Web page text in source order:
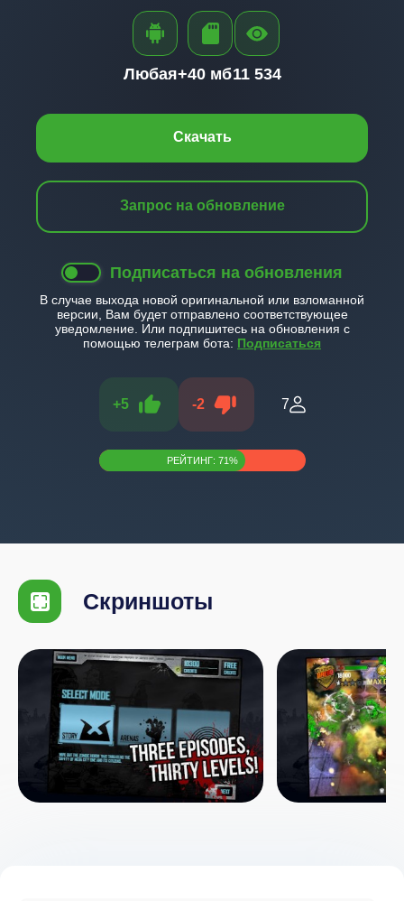
Скачать
Запрос на обновление
Подписаться на обновления
В случае выхода новой оригинальной или взломанной
версии, Вам будет отправлено соответствующее
уведомление. Или подпишитесь на обновления с
помощью телеграм бота: Подписаться
+5 -2 7
РЕЙТИНГ: 71%
Любая+40 мб11 534
Скриншоты